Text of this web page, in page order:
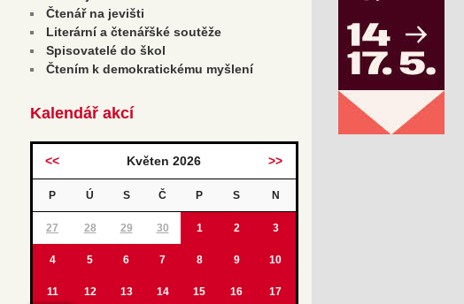
Čtenář na jevišti
Literární a čtenářšké soutěže
Spisovatelé do škol
Čtením k demokratickému myšlení
Kalendář akcí
<< Květen 2026 >>
P Ú S Č P S N
27 28 29 30 1 2 3
4 5 6 7 8 9 10
11 12 13 14 15 16 17